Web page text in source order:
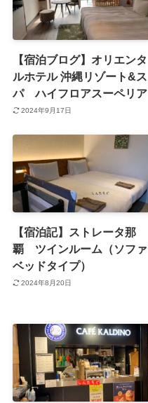
【宿泊ブログ】オリエンタ
ルホテル 沖縄リゾート&ス
パ ハイフロアスーペリア
2024年9月17日
【宿泊記】ストレータ那
覇 ツインルーム（ソファ
ベッドタイプ）
2024年8月20日